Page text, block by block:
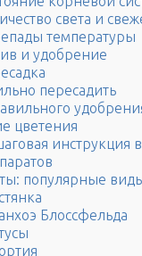
света и
температуры
и удобрение
пересадить
цветения
инструкция
популярные
Блоссфельда